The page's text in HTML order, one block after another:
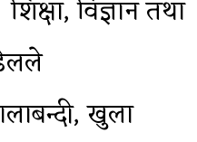
विज्ञान तथा
खुला